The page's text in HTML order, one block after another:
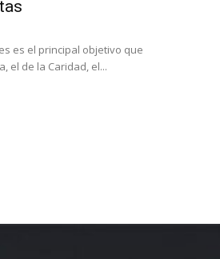
es el principal objetivo que
el de la Caridad, el...